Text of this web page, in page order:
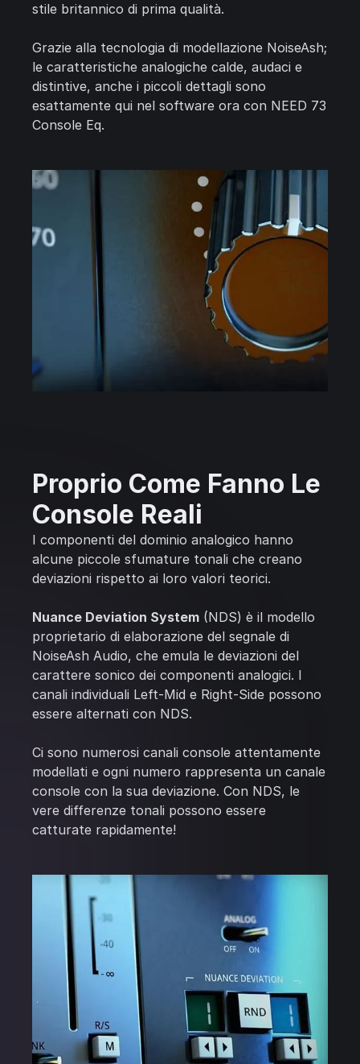
stile britannico di prima qualità.
Grazie alla tecnologia di modellazione NoiseAsh;
le caratteristiche analogiche calde, audaci e
distintive, anche i piccoli dettagli sono
esattamente qui nel software ora con NEED 73
Console Eq.
Proprio Come Fanno Le
Console Reali
I componenti del dominio analogico hanno
alcune piccole sfumature tonali che creano
deviazioni rispetto ai loro valori teorici.
Nuance Deviation System (NDS) è il modello
proprietario di elaborazione del segnale di
NoiseAsh Audio, che emula le deviazioni del
carattere sonico dei componenti analogici. I
canali individuali Left-Mid e Right-Side possono
essere alternati con NDS.
Ci sono numerosi canali console attentamente
modellati e ogni numero rappresenta un canale
console con la sua deviazione. Con NDS, le
vere differenze tonali possono essere
catturate rapidamente!